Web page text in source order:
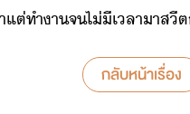
แต่​ทำา​จ​ไ่ีเลา​า
กลับหน้าเรื่อง